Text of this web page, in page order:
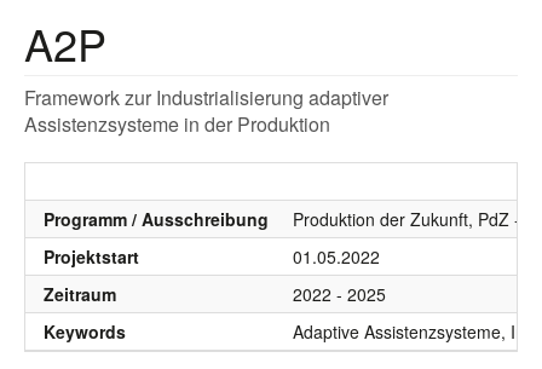
A2P
Framework zur Industrialisierung adaptiver
Assistenzsysteme in der Produktion
Programm / Ausschreibung
Produktion der Zukunft, PdZ -
Projektstart
01.05.2022
Zeitraum
2022 - 2025
Keywords
Adaptive Assistenzsysteme,